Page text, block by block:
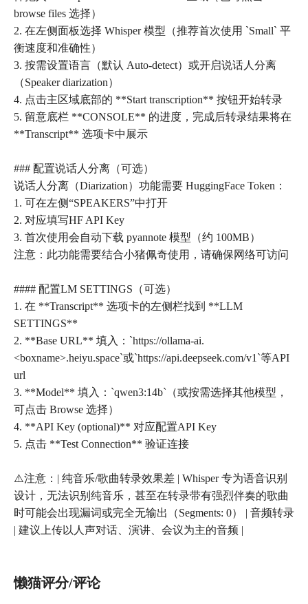
browse files 选择）
2. 在左侧面板选择 Whisper 模型（推荐首次使用 `Small` 平
衡速度和准确性）
3. 按需设置语言（默认 Auto-detect）或开启说话人分离
（Speaker diarization）
4. 点击主区域底部的 **Start transcription** 按钮开始转录
5. 留意底栏 **CONSOLE** 的进度，完成后转录结果将在
**Transcript** 选项卡中展示
### 配置说话人分离（可选）
说话人分离（Diarization）功能需要 HuggingFace Token：
1. 可在左侧“SPEAKERS”中打开
2. 对应填写HF API Key
3. 首次使用会自动下载 pyannote 模型（约 100MB）
注意：此功能需要结合小猪佩奇使用，请确保网络可访问
#### 配置LM SETTINGS（可选）
1. 在 **Transcript** 选项卡的左侧栏找到 **LLM
SETTINGS**
2. **Base URL** 填入：`https://ollama-ai.
<boxname>.heiyu.space`或`https://api.deepseek.com/v1`等API
url
3. **Model** 填入：`qwen3:14b`（或按需选择其他模型，
可点击 Browse 选择）
4. **API Key (optional)** 对应配置API Key
5. 点击 **Test Connection** 验证连接
⚠️注意：| 纯音乐/歌曲转录效果差 | Whisper 专为语音识别
设计，无法识别纯音乐，甚至在转录带有强烈伴奏的歌曲
时可能会出现漏词或完全无输出（Segments: 0） | 音频转录
| 建议上传以人声对话、演讲、会议为主的音频 |
懒猫评分/评论